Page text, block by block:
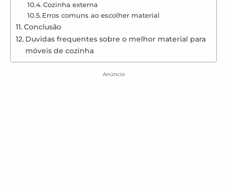
Cozinha externa
Erros comuns ao escolher material
Conclusão
Duvidas frequentes sobre o melhor material para
móveis de cozinha
Anúncio